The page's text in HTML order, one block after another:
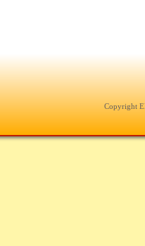
Copyright